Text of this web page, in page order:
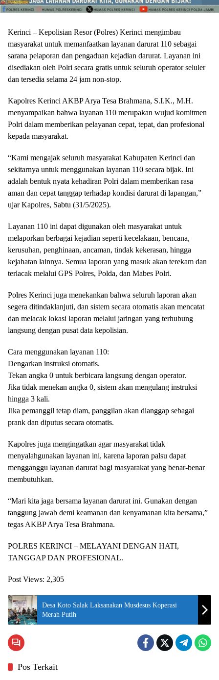
Kerinci – Kepolisian Resor (Polres) Kerinci mengimbau
masyarakat untuk memanfaatkan layanan darurat 110 sebagai
sarana pelaporan dan pengaduan kejadian darurat. Layanan ini
disediakan oleh Polri secara gratis untuk seluruh operator seluler
dan tersedia selama 24 jam non-stop.
Kapolres Kerinci AKBP Arya Tesa Brahmana, S.I.K., M.H.
menyampaikan bahwa layanan 110 merupakan wujud komitmen
Polri dalam memberikan pelayanan cepat, tepat, dan profesional
kepada masyarakat.
“Kami mengajak seluruh masyarakat Kabupaten Kerinci dan
sekitarnya untuk menggunakan layanan 110 secara bijak. Ini
adalah bentuk nyata kehadiran Polri dalam memberikan rasa
aman dan cepat tanggap terhadap kondisi darurat di lapangan,”
ujar Kapolres, Sabtu (31/5/2025).
Layanan 110 ini dapat digunakan oleh masyarakat untuk
melaporkan berbagai kejadian seperti kecelakaan, bencana,
kerusuhan, penghinaan, ancaman, tindak kekerasan, hingga
kejahatan lainnya. Semua laporan yang masuk akan terekam dan
terlacak melalui GPS Polres, Polda, dan Mabes Polri.
Polres Kerinci juga menekankan bahwa seluruh laporan akan
segera ditindaklanjuti, dan sistem secara otomatis akan mencatat
dan melacak lokasi laporan melalui jaringan yang terhubung
langsung dengan pusat data kepolisian.
Cara menggunakan layanan 110:
Dengarkan instruksi otomatis.
Tekan angka 0 untuk berbicara langsung dengan operator.
Jika tidak menekan angka 0, sistem akan mengulang instruksi
hingga 3 kali.
Jika pemanggil tetap diam, panggilan akan dianggap sebagai
prank dan diputus secara otomatis.
Kapolres juga mengingatkan agar masyarakat tidak
menyalahgunakan layanan ini, karena laporan palsu dapat
mengganggu layanan darurat bagi masyarakat yang benar-benar
membutuhkan.
“Mari kita jaga bersama layanan darurat ini. Gunakan dengan
tanggung jawab demi keamanan dan kenyamanan kita bersama,”
tegas AKBP Arya Tesa Brahmana.
POLRES KERINCI – MELAYANI DENGAN HATI,
TANGGAP DAN PROFESIONAL.
Post Views: 2,305
Desa Koto Salak Laksanakan Musdesus Koperasi
Merah Putih
Pos Terkait